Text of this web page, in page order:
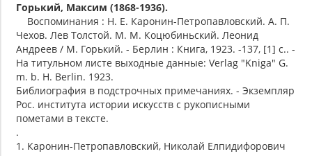
Горький, Максим (1868-1936).
Воспоминания : Н. Е. Каронин-Петропавловский. А. П.
Чехов. Лев Толстой. М. М. Коцюбиньский. Леонид
Андреев / М. Горький. - Берлин : Книга, 1923. -137, [1] с.. -
На титульном листе выходные данные: Verlag "Kniga" G.
m. b. H. Berlin. 1923.
Библиография в подстрочных примечаниях. - Экземпляр
Рос. института истории искусств с рукописными
пометами в тексте.
.
1. Каронин-Петропавловский, Николай Елпидифорович